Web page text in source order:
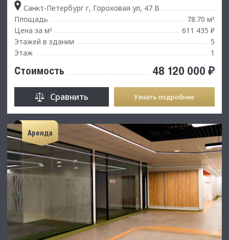
Санкт-Петербург г, Гороховая ул, 47 В
Площадь
78.70 м²
Цена за м²
611 435 ₽
Этажей в здании
5
Этаж
1
Стоимость 48 120 000 ₽
Сравнить Узнать подробнее
Аренда